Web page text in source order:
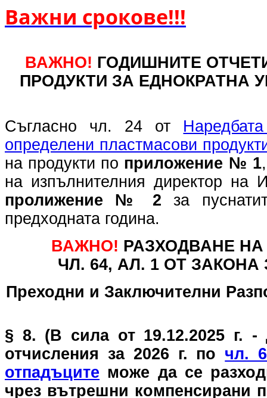
Важни срокове!!!
ВАЖНО! ГОДИШНИТЕ
ПРОДУКТИ ЗА ЕДНОКРАТНА
Съгласно чл. 24 от
определени пластмасови
на продукти по приложение № 1
на изпълнителния директор
пролижение № 2 за
предходната година.
ВАЖНО! РАЗХОДВАНЕ НА
ЧЛ. 64, АЛ. 1 ОТ
Преходни и Заключителни
§ 8. (В сила от 19.12.2025 г.
отчисления за 2026 г. по чл.
отпадъците може да се
чрез вътрешни компенсирани